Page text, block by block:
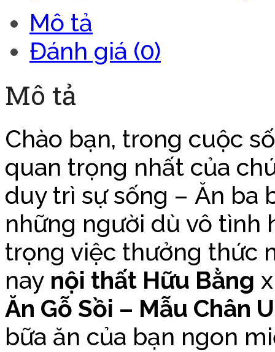
Mô tả
Đánh giá (0)
Mô tả
Chào bạn, trong cuộc
quan trọng nhất của
duy trì sự sống – Ăn ba
những người dù vô tình
trọng việc thưởng thức
nay nội thất Hữu Bằng
Ăn Gỗ Sồi – Mẫu Chân
bữa ăn của bạn ngon